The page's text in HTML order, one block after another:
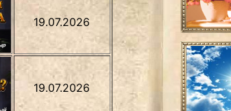
19.07.2026
19.07.2026